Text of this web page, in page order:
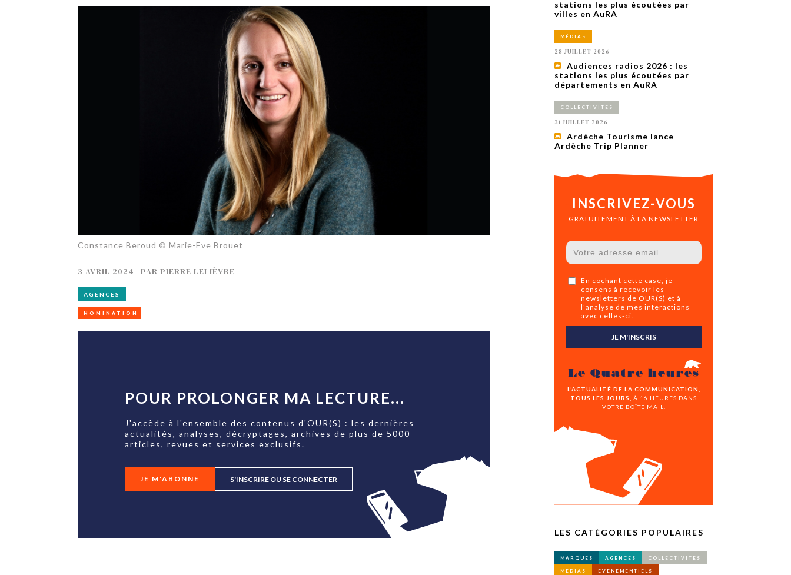
Amandine Burret
rejoint Sainte-Foy-
lès-Lyon
saison autour de son concept autour de
marketing et communication, revient sur
1 AN
Constance Beroud © Marie-Eve Brouet
3 AVRIL 2024- PARPIERRE LELIÈVRE
AGENCES
NOMINATION
POUR PROLONGER MA LECTURE...
J'accède à l'ensemble des contenus d'OUR(S) : les dernières
actualités, analyses, décryptages, archives de plus de 5000
articles, revues et services exclusifs.
JE M'ABONNE S'INSCRIRE OU SE CONNECTER
stations les plus écoutées par
villes en AuRA
MÉDIAS
28 JUILLET 2026
Audiences radios 2026 : les
stations les plus écoutées par
départements en AuRA
COLLECTIVITÉS
31 JUILLET 2026
Ardèche Tourisme lance
Ardèche Trip Planner
INSCRIVEZ-VOUS
GRATUITEMENT À LA NEWSLETTER
En cochant cette case, je
consens à recevoir les
newsletters de OUR(S) et à
l'analyse de mes interactions
avec celles-ci.
JE M'INSCRIS
Le Quatre heures
L’ACTUALITÉ DE LA COMMUNICATION,
TOUS LES JOURS,
À 16 HEURES DANS
VOTRE BOÎTE MAIL.
LES CATÉGORIES POPULAIRES
MARQUES AGENCES COLLECTIVITÉS
MÉDIAS ÉVÉNEMENTIELS